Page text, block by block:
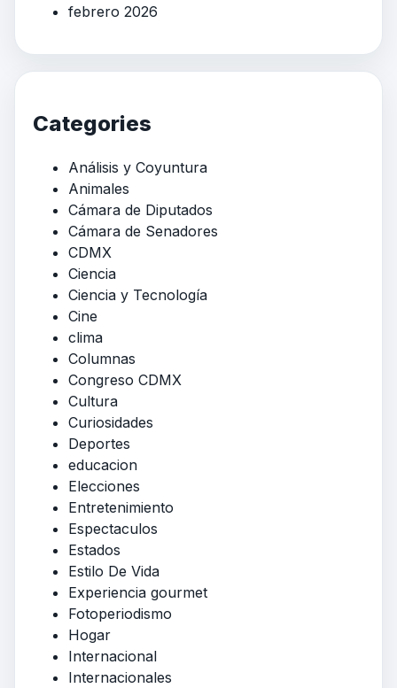
febrero 2026
Categories
Análisis y Coyuntura
Animales
Cámara de Diputados
Cámara de Senadores
CDMX
Ciencia
Ciencia y Tecnología
Cine
clima
Columnas
Congreso CDMX
Cultura
Curiosidades
Deportes
educacion
Elecciones
Entretenimiento
Espectaculos
Estados
Estilo De Vida
Experiencia gourmet
Fotoperiodismo
Hogar
Internacional
Internacionales